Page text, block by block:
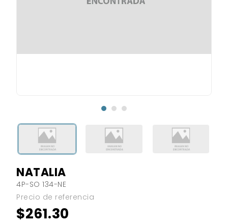
NATALIA
4P-SO 134-NE
Precio de referencia
$261.30